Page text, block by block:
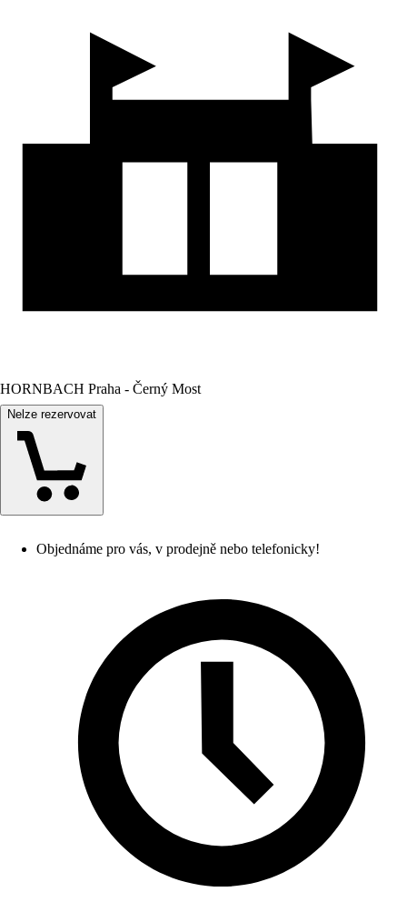
HORNBACH Praha - Černý Most
Nelze rezervovat
Objednáme pro vás, v prodejně nebo telefonicky!